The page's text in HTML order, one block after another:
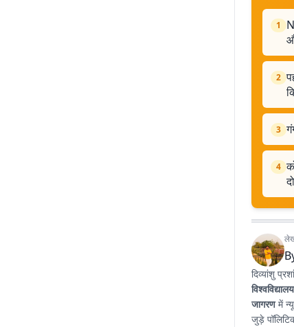
1
2
3
4
दिव्यांशु
विश्वविद्यालय
जागरणमें
जुड़े